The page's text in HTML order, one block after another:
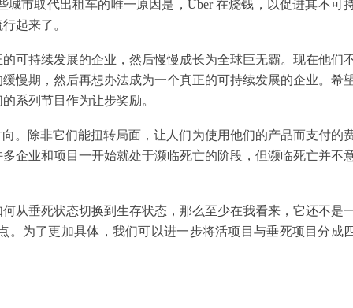
城市取代出租车的唯一原因是，Uber 在烧钱，以促进其不可
起来了。
可持续发展的企业，然后慢慢成长为全球巨无霸。现在他们
慢期，然后再想办法成为一个真正的可持续发展的企业。希
系列节目作为让步奖励。
。除非它们能扭转局面，让人们为使用他们的产品而支付的
企业和项目一开始就处于濒临死亡的阶段，但濒临死亡并不
从垂死状态切换到生存状态，那么至少在我看来，它还不是
。为了更加具体，我们可以进一步将活项目与垂死项目分成